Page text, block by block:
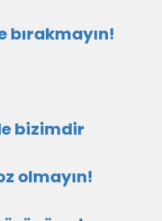
bırakmayın!
bizimdir
olmayın!